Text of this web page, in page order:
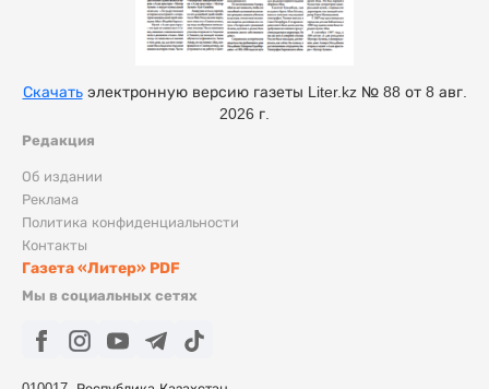
Редакция
Об издании
Реклама
Политика конфиденциальности
Контакты
Газета «Литер» PDF
Мы в социальных сетях
Скачатьэлектронную версию газеты Liter.kz № 88 от 8 авг.
2026 г.